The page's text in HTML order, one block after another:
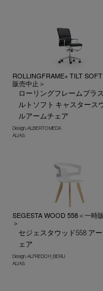
ROLLINGFRAME+ TILT
販売中止＞
ローリングフレームプラ
ルトソフト キャスタース
ルアームチェア
Design : ALBERTO MEDA
ALIAS
SEGESTA WOOD 558＜一時
＞
セジェスタウッド558 ア
ェア
Design : ALFREDO H_BERLI
ALIAS